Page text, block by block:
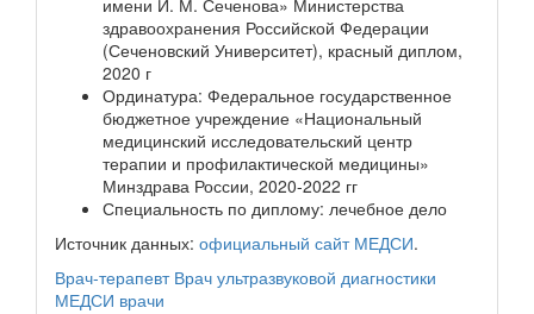
имени И. М. Сеченова» Министерства
здравоохранения Российской Федерации
(Сеченовский Университет), красный диплом,
2020 г
Ординатура: Федеральное государственное
бюджетное учреждение «Национальный
медицинский исследовательский центр
терапии и профилактической медицины»
Минздрава России, 2020-2022 гг
Специальность по диплому: лечебное дело
Источник данных: официальный сайт МЕДСИ.
Врач-терапевт Врач ультразвуковой диагностики
МЕДСИ врачи